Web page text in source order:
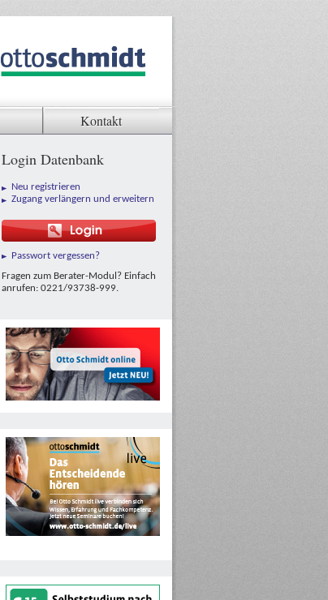
Kontakt
Login Datenbank
Neu registrieren
Zugang verlängern und erweitern
Passwort vergessen?
Fragen zum Berater-Modul? Einfach
anrufen: 0221/93738-999.